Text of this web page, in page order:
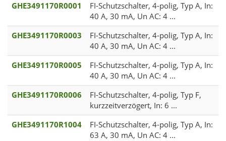
GHE3491170R0001
FI-Schutzschalter, 4-polig, Typ A, In:
40 A, 30 mA, Un AC: 4 ...
GHE3491170R0003
FI-Schutzschalter, 4-polig, Typ A, In:
40 A, 30 mA, Un AC: 4 ...
GHE3491170R0005
FI-Schutzschalter, 4-polig, Typ A, In:
40 A, 30 mA, Un AC: 4 ...
GHE3491170R0006
FI-Schutzschalter, 4-polig, Typ F,
kurzzeitverzögert, In: 6 ...
GHE3491170R1004
FI-Schutzschalter, 4-polig, Typ A, In:
63 A, 30 mA, Un AC: 4 ...